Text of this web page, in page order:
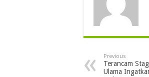
Previous
Terancam
Ulama